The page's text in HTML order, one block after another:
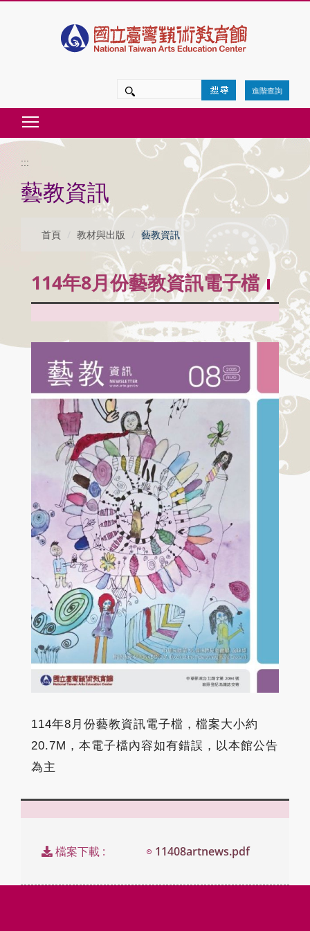
容
區
塊
進階查詢
:::
藝教資訊
首頁 教材與出版 藝教資訊
114年8月份藝教資訊電子檔
114年8月份藝教資訊電子檔，檔案大小約
20.7M，本電子檔內容如有錯誤，以本館公告
為主
檔案下載 : 11408artnews.pdf